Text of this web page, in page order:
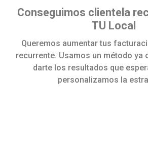
Conseguimos clientela
TU Local
Queremos aumentar tus
recurrente. Usamos un método ya
darte los resultados que
personalizamos la